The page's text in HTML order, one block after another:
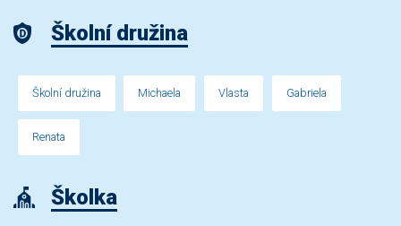
Školní družina
Školní družina Michaela Vlasta Gabriela
Renata
Školka